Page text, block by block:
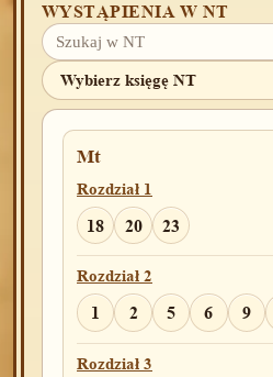
Rozdział 10
5 10 20
Rozdział 11
Rozdział 12
3 5 9
Rozdział 13
12 13 18
WYSTĄPIENIA W NT
Mt
Rozdział 1
18 20 23
Rozdział 2
1 2 5 6 9
Rozdział 3